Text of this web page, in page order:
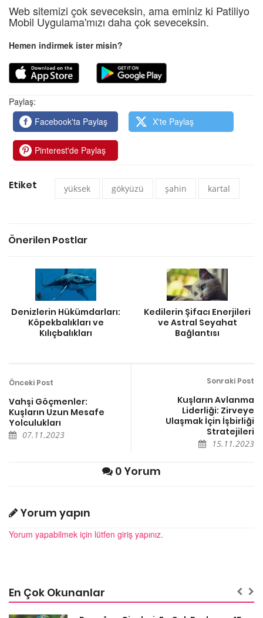
Web sitemizi çok seveceksin, ama eminiz ki Patiliyo
Mobil Uygulama'mızı daha çok seveceksin.
Hemen indirmek ister misin?
Paylaş:
Facebook'ta Paylaş
X'te Paylaş
Pinterest'de Paylaş
Etiket yüksek gökyüzü şahin kartal
Önerilen Postlar
Denizlerin Hükümdarları:
Köpekbalıkları ve
Kılıçbalıkları
Kedilerin Şifacı Enerjileri
ve Astral Seyahat
Bağlantısı
Önceki Post
Vahşi Göçmenler:
Kuşların Uzun Mesafe
Yolculukları
07.11.2023
Sonraki Post
Kuşların Avlanma
Liderliği: Zirveye
Ulaşmak İçin İşbirliği
Stratejileri
15.11.2023
0 Yorum
Yorum yapın
Yorum yapabilmek için lütfen giriş yapınız.
En Çok Okunanlar